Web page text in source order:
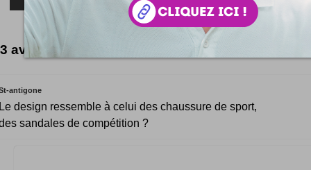
3 avis à lire
antigone
design ressemble à celui des chaussure de sport,
sandales de compétition ?